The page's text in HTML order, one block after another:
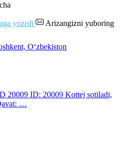
yozish Arizangizni yuboring
20009 ID: 20009 Kottej sotiladi,
…